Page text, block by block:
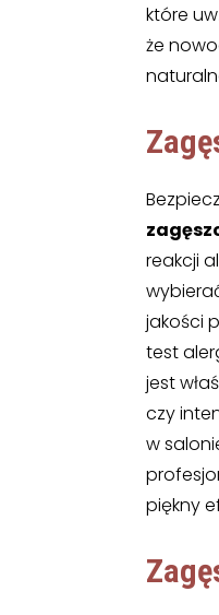
które
że
reakcji
jakości
test
jest
czy
w
piękny